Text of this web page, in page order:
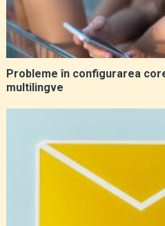
Probleme în configurarea
multilingve